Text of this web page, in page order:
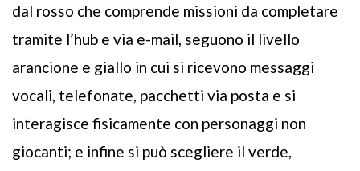
dal rosso che comprende missioni da completare
tramite l’hub e via e-mail, seguono il livello
arancione e giallo in cui si ricevono messaggi
vocali, telefonate, pacchetti via posta e si
interagisce fisicamente con personaggi non
giocanti; e infine si può scegliere il verde,